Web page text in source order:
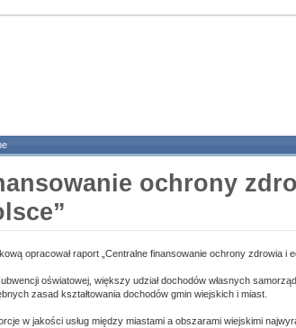
ochrony
opracował raport „Centralne finansowanie ochrony zdrowia i
oświatowej, większy udział dochodów własnych
zasad kształtowania dochodów gmin wiejskich i miast.
w jakości usług między miastami a obszarami wiejskimi